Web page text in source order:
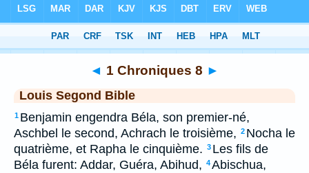
> 1 Chroniques 8
◄ 1 Chroniques 8 ►
Louis Segond Bible
1 Benjamin engendra Béla, son premier-né,
Aschbel le second, Achrach le troisième, 2 Nocha le
quatrième, et Rapha le cinquième. 3 Les fils de
Béla furent: Addar, Guéra, Abihud, 4Abischua,